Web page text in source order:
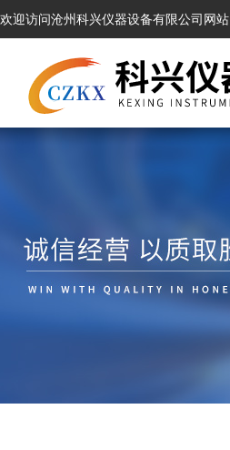
欢迎访问沧州科兴仪器设备有限公司网站